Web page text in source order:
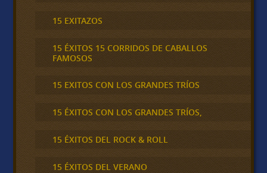
15 EXITAZOS
15 ÉXITOS 15 CORRIDOS DE CABALLOS
FAMOSOS
15 EXITOS CON LOS GRANDES TRÍOS
15 ÉXITOS CON LOS GRANDES TRÍOS,
15 ÉXITOS DEL ROCK & ROLL
15 ÉXITOS DEL VERANO